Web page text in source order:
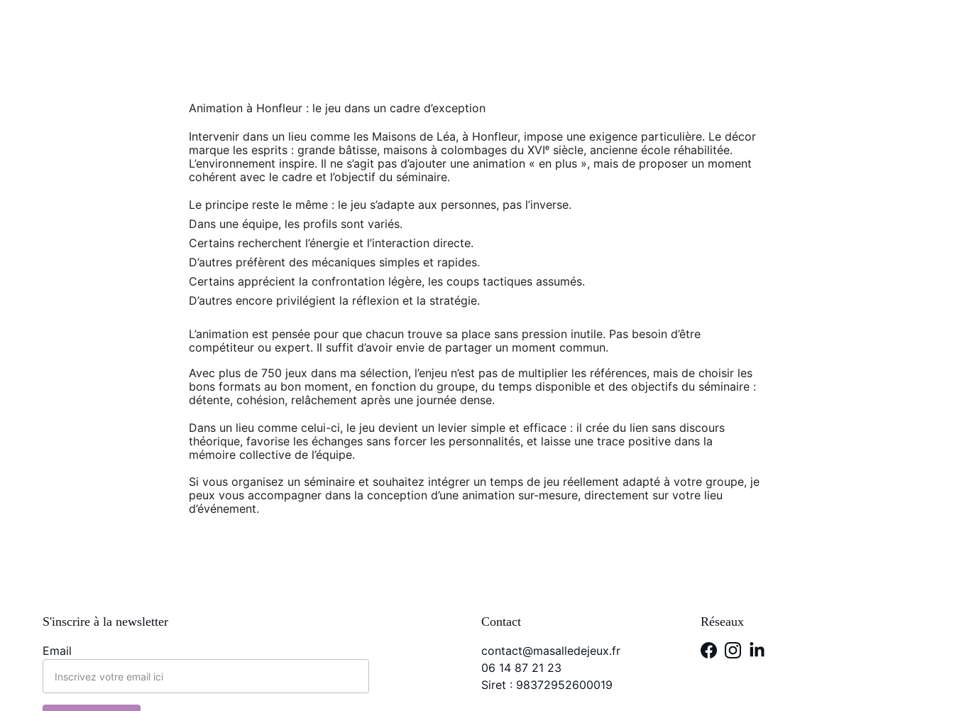
Animation à Honfleur : le jeu dans un cadre d’exception
Intervenir dans un lieu comme les Maisons de Léa, à Honfleur, impose une exigence particulière. Le décor
marque les esprits : grande bâtisse, maisons à colombages du XVIᵉ siècle, ancienne école réhabilitée.
L’environnement inspire. Il ne s’agit pas d’ajouter une animation « en plus », mais de proposer un moment
cohérent avec le cadre et l’objectif du séminaire.
Le principe reste le même : le jeu s’adapte aux personnes, pas l’inverse.
Dans une équipe, les profils sont variés.
Certains recherchent l’énergie et l’interaction directe.
D’autres préfèrent des mécaniques simples et rapides.
Certains apprécient la confrontation légère, les coups tactiques assumés.
D’autres encore privilégient la réflexion et la stratégie.
L’animation est pensée pour que chacun trouve sa place sans pression inutile. Pas besoin d’être
compétiteur ou expert. Il suffit d’avoir envie de partager un moment commun.
Avec plus de 750 jeux dans ma sélection, l’enjeu n’est pas de multiplier les références, mais de choisir les
bons formats au bon moment, en fonction du groupe, du temps disponible et des objectifs du séminaire :
détente, cohésion, relâchement après une journée dense.
Dans un lieu comme celui-ci, le jeu devient un levier simple et efficace : il crée du lien sans discours
théorique, favorise les échanges sans forcer les personnalités, et laisse une trace positive dans la
mémoire collective de l’équipe.
Si vous organisez un séminaire et souhaitez intégrer un temps de jeu réellement adapté à votre groupe, je
peux vous accompagner dans la conception d’une animation sur-mesure, directement sur votre lieu
d’événement.
Contact
Email contact@masalledejeux.fr
Réseaux
S'inscrire à la newsletter
06 14 87 21 23
Siret : 98372952600019